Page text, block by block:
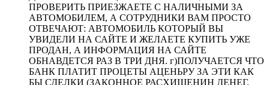
ПРОВЕРИТЬ ПРИЕЗЖАЕТЕ С НАЛИЧНЫМИ ЗА
АВТОМОБИЛЕМ, А СОТРУДНИКИ ВАМ ПРОСТО
ОТВЕЧАЮТ: АВТОМОБИЛЬ КОТОРЫЙ ВЫ
УВИДЕЛИ НА САЙТЕ И ЖЕЛАЕТЕ КУПИТЬ УЖЕ
ПРОДАН, А ИНФОРМАЦИЯ НА САЙТЕ
ОБНАВДЕТСЯ РАЗ В ТРИ ДНЯ. г)ПОЛУЧАЕТСЯ ЧТО
БАНК ПЛАТИТ ПРОЦЕТЫ АЦЕНЬРУ ЗА ЭТИ КАК
БЫ СДЕЛКИ (ЗАКОННОЕ РАСХИЩЕНИН ДЕНЕГ,